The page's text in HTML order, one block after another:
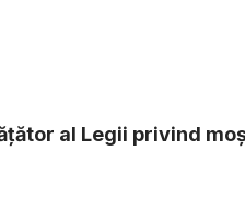
al Legii pri­vind